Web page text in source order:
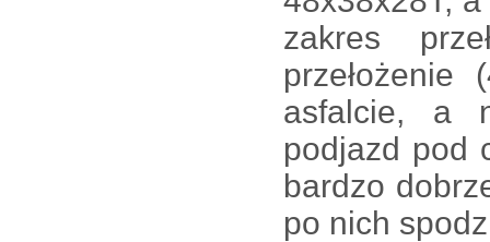
zakres
asfalcie, a
podjazd pod
bardzo
po nich